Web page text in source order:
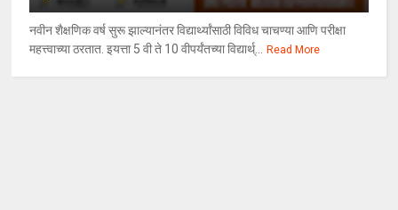
नवीन शैक्षणिक वर्ष सुरू झाल्यानंतर विद्यार्थ्यांसाठी विविध चाचण्या आणि परीक्षा
महत्त्वाच्या ठरतात. इयत्ता 5 वी ते 10 वीपर्यंतच्या विद्यार्थ्... Read More